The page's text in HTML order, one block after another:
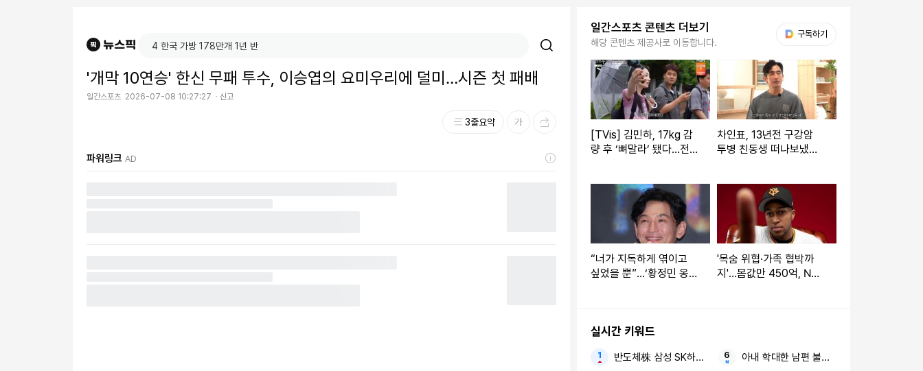
'개막 10연승' 한신 무패 투수, 이승엽의 요미우리에 덜미…시즌 첫 패배
일간스포츠 2026-07-08 10:27:27 신고
3줄요약
파워링크 AD
일간스포츠 콘텐츠 더보기
해당 콘텐츠 제공사로 이동합니다.
구독하기
[TVis] 김민하, 17kg 감
량 후 ‘뼈말라’ 됐다…전
차인표, 13년전 구강암
투병 친동생 떠나보냈
“너가 지독하게 엮이고
싶었을 뿐”…‘황정민 옹
'목숨 위협·가족 협박까
지'…몸값만 450억, NP
실시간 키워드
반도체株 삼성 SK하이닉스 아내 학대한 남편 불에 달군 공구 구속